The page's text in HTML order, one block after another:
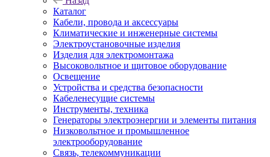
Каталог
Кабели, провода и аксессуары
Климатические и инженерные системы
Электроустановочные изделия
Изделия для электромонтажа
Высоковольтное и щитовое оборудование
Освещение
Устройства и средства безопасности
Кабеленесущие системы
Инструменты, техника
Генераторы электроэнергии и элементы питания
Низковольтное и промышленное
электрооборудование
Связь, телекоммуникации